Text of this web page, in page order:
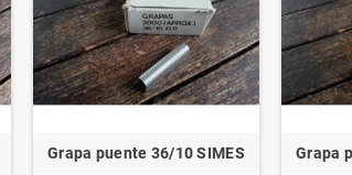
Grapa puente 36/10 SIMES Grapa